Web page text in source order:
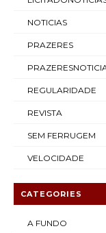
NOTICIAS
PRAZERES
REGULARIDADE
REVISTA
SEM FERRUGEM
VELOCIDADE
CATEGORIES
A FUNDO